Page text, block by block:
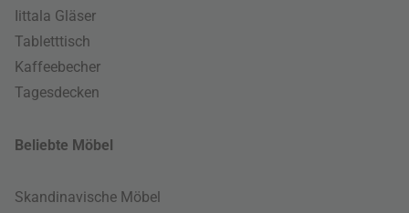
Iittala Gläser
Tabletttisch
Kaffeebecher
Tagesdecken
Beliebte Möbel
Skandinavische Möbel